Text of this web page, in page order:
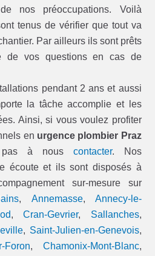
nos préoccupations. Voilà
tenus de vérifier que tout va
Par ailleurs ils sont prêts
de vos questions en cas de
pendant 2 ans et aussi
la tâche accomplie et les
Ainsi, si vous voulez profiter
en urgence plombier Praz
pas à nous contacter. Nos
écoute et ils sont disposés à
sur-mesure sur
, Annemasse, Annecy-le-
,Cran-Gevrier, Sallanches,
, Saint-Julien-en-Genevois,
Foron, Chamonix-Mont-Blanc,